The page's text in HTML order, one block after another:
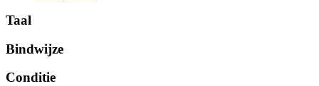
Taal
Bindwijze
Conditie